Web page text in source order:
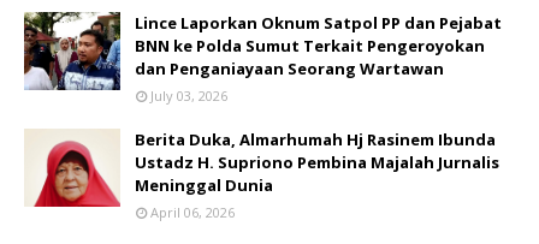
Lince Laporkan Oknum Satpol PP dan Pejabat
BNN ke Polda Sumut Terkait Pengeroyokan
dan Penganiayaan Seorang Wartawan
July 03, 2026
Berita Duka, Almarhumah Hj Rasinem Ibunda
Ustadz H. Supriono Pembina Majalah Jurnalis
Meninggal Dunia
April 06, 2026